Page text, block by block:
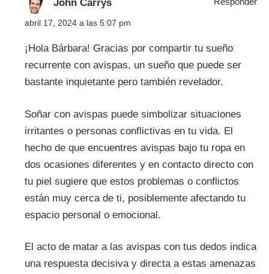
John Carrys
abril 17, 2024 a las 5:07 pm
¡Hola Bárbara! Gracias por compartir tu sueño
recurrente con avispas, un sueño que puede ser
bastante inquietante pero también revelador.
Soñar con avispas puede simbolizar situaciones
irritantes o personas conflictivas en tu vida. El
hecho de que encuentres avispas bajo tu ropa en
dos ocasiones diferentes y en contacto directo con
tu piel sugiere que estos problemas o conflictos
están muy cerca de ti, posiblemente afectando tu
espacio personal o emocional.
El acto de matar a las avispas con tus dedos indica
una respuesta decisiva y directa a estas amenazas